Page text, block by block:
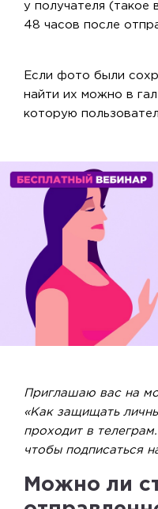
у получателя (такое
48 часов после
Если фото были
найти их можно в
которую
Приглашаю вас на
«Как защищать
проходит в
чтобы подписаться
Можно ли